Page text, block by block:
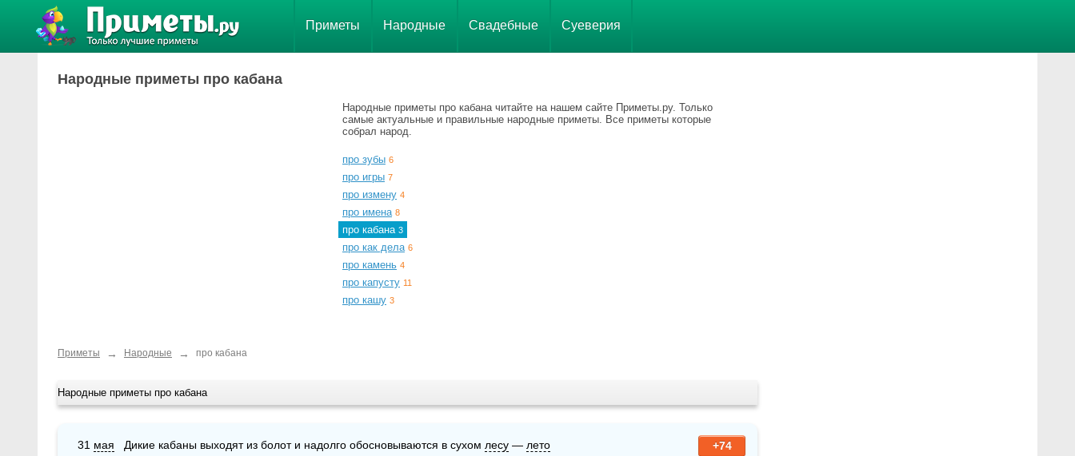
Приметы Народные Свадебные Суеверия
Народные приметы про кабана
Народные приметы про кабана читайте на нашем сайте Приметы.ру. Только
самые актуальные и правильные народные приметы. Все приметы которые
собрал народ.
про зубы 6
про игры 7
про измену 4
про имена 8
про кабана 3
про как дела 6
про камень 4
про капусту 11
про кашу 3
Приметы → Народные → про кабана
Народные приметы про кабана
+74
31 мая
   Дикие кабаны выходят из болот и надолго обосновываются в сухом
лесу — лето